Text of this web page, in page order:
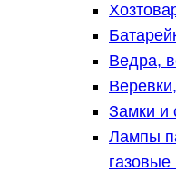
Ведра,
Замки и
Лампы
газовые